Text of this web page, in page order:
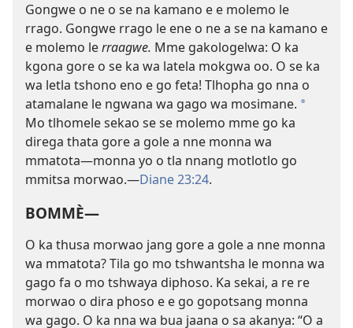
Gongwe o ne o se na kamano e e molemo le
rrago. Gongwe rrago le ene o ne a se na kamano e
e molemo lerraagwe. Mme gakologelwa: O ka
kgona gore o se ka wa latela mokgwa oo. O se ka
wa letla tshono eno e go feta! Tlhopha go nna o
atamalane le ngwana wa gago wa mosimane. *
Mo tlhomele sekao se se molemo mme go ka
direga thata gore a gole a nne monna wa
mmatota—monna yo o tla nnang motlotlo go
mmitsa morwao.—Diane 23:24.
BOMMÈ—
O ka thusa morwao jang gore a gole a nne monna
wa mmatota? Tila go mo tshwantsha le monna wa
gago fa o mo tshwaya diphoso. Ka sekai, a re re
morwao o dira phoso e e go gopotsang monna
wa gago. O ka nna wa bua jaana o sa akanya: “O a